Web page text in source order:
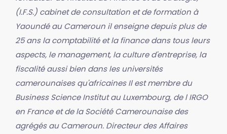
(I.F.S.) cabinet de consultation et de formation à
Yaoundé au Cameroun il enseigne depuis plus de
25 ans la comptabilité et la finance dans tous leurs
aspects, le management, la culture d'entreprise, la
fiscalité aussi bien dans les universités
camerounaises qu'africaines Il est membre du
Business Science Institut au Luxembourg, de l IRGO
en France et de la Société Camerounaise des
agrégés au Cameroun. Directeur des Affaires